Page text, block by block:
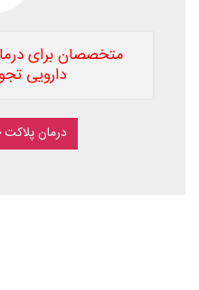
متخصصان برای
دارویی
درمان پلاکت